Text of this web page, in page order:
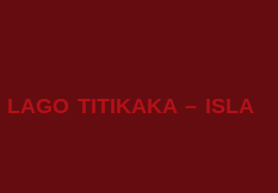
TITIKAKA – ISLA